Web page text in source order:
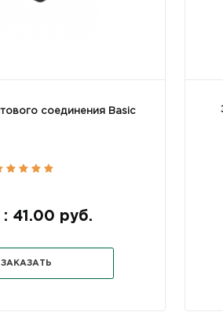
соединения Basic
: 41.00 руб.
ЗАКАЗАТЬ